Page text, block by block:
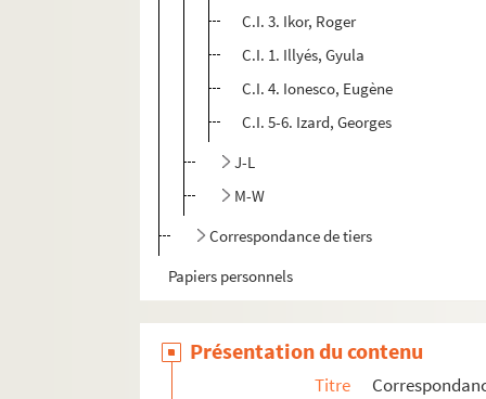
C.I. 3. Ikor, Roger
C.I. 1. Illyés, Gyula
C.I. 4. Ionesco, Eugène
C.I. 5-6. Izard, Georges
J-L
M-W
Correspondance de tiers
Papiers personnels
Présentation du contenu
Titre